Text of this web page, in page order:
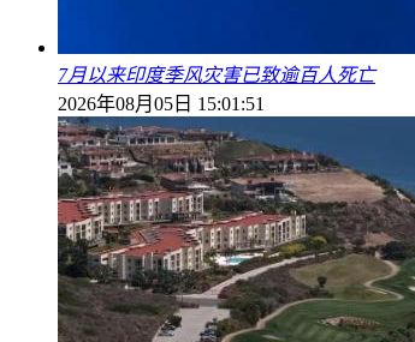
7月以来印度季风灾害已致逾百人死亡
2026年08月05日 15:01:51